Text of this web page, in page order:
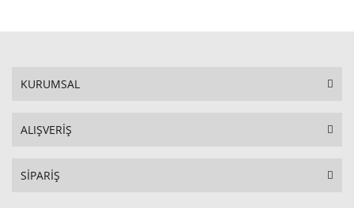
KURUMSAL
ALIŞVERİŞ
SİPARİŞ